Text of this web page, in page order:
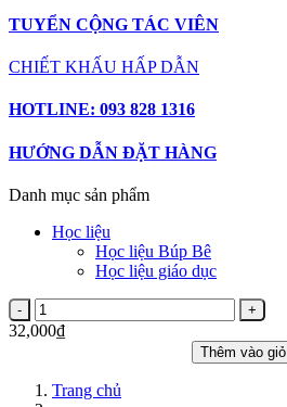
TUYỂN CỘNG TÁC VIÊN
CHIẾT KHẤU HẤP DẪN
HOTLINE: 093 828 1316
HƯỚNG DẪN ĐẶT HÀNG
Danh mục sản phẩm
Học liệu
Học liệu Búp Bê
Học liệu giáo dục
32,000₫
Thêm vào giỏ
Trang chủ